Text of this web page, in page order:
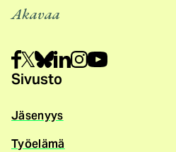
Akavaa
Sivusto
Jäsenyys
Työelämä